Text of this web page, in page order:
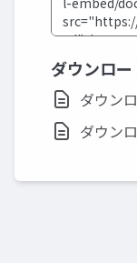
ダウンロー
ダウン
ダウン